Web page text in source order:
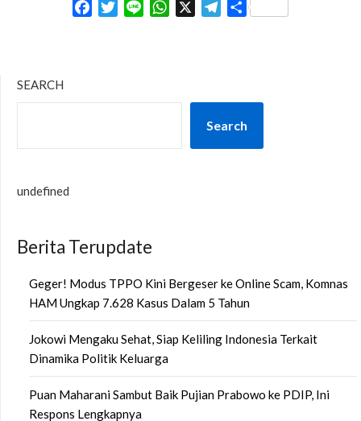
FacebookTwitterLine WhatsApp Telegram
Share
SEARCH
Search
undefined
Berita Terupdate
Geger! Modus TPPO Kini Bergeser ke Online Scam, Komnas
HAM Ungkap 7.628 Kasus Dalam 5 Tahun
Jokowi Mengaku Sehat, Siap Keliling Indonesia Terkait
Dinamika Politik Keluarga
Puan Maharani Sambut Baik Pujian Prabowo ke PDIP, Ini
Respons Lengkapnya